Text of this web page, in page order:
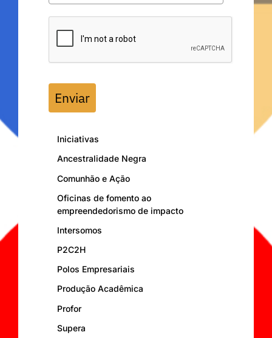
Enviar
Iniciativas
Ancestralidade Negra
Comunhão e Ação
Oficinas de fomento ao
empreendedorismo de impacto
Intersomos
P2C2H
Polos Empresariais
Produção Acadêmica
Profor
Supera